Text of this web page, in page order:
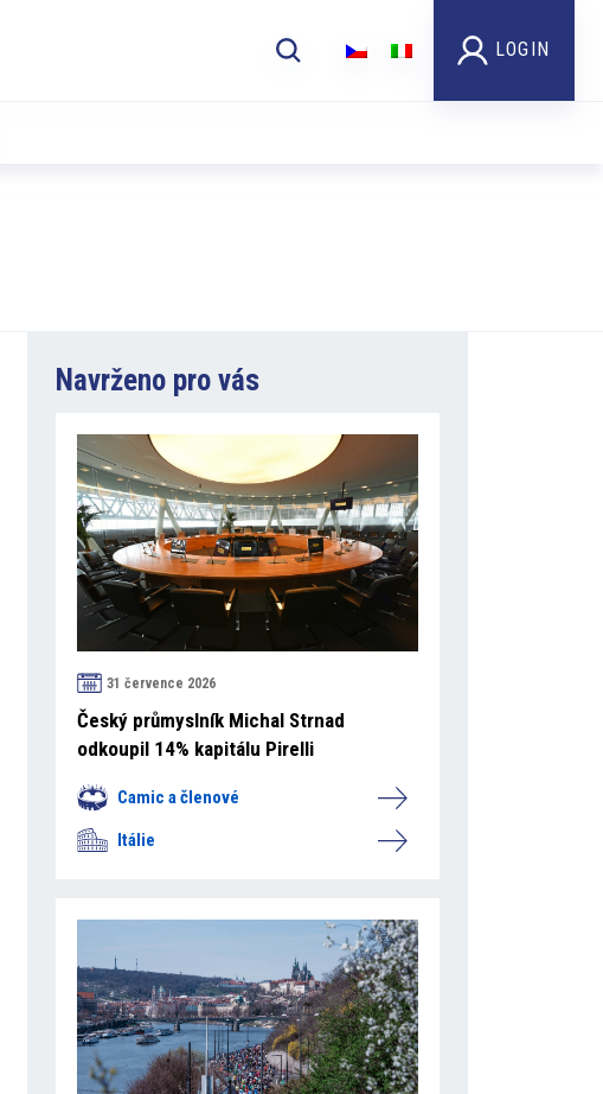
LOGIN
Navrženo pro vás
31 července 2026
Český průmyslník Michal Strnad
odkoupil 14% kapitálu Pirelli
Camic a členové
Itálie